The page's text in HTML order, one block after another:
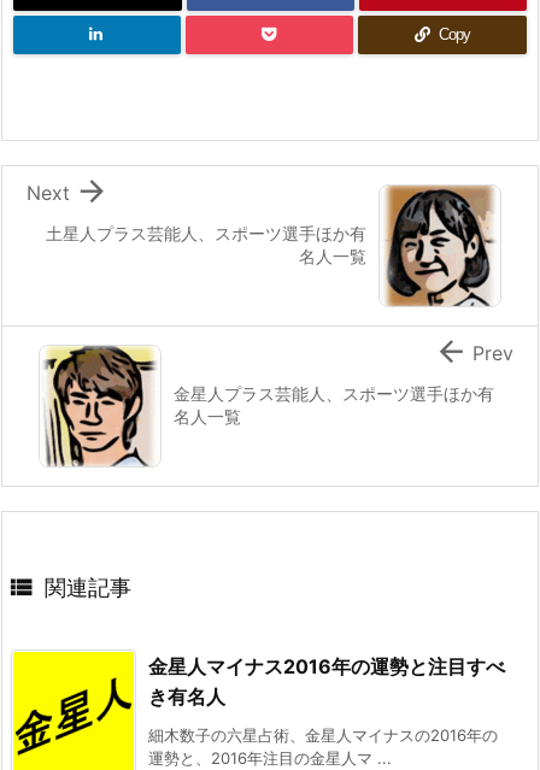
Copy
土星人プラス芸能人、スポーツ選手ほか有
名人一覧

Next
金星人プラス芸能人、スポーツ選手ほか有
名人一覧
 Prev
 関連記事
金星人マイナス2016年の運勢と注目すべ
き有名人
細木数子の六星占術、金星人マイナスの2016年の
運勢と、2016年注目の金星人マ ...